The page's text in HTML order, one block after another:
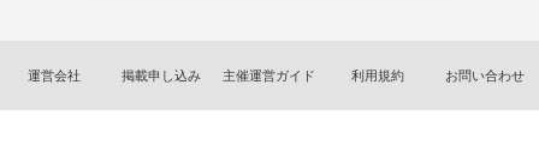
運営会社 掲載申し込み 主催運営ガイド 利用規約 お問い合わせ